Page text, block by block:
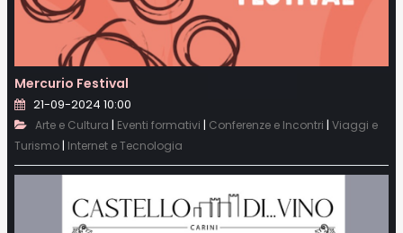
Mercurio Festival
21-09-2024 10:00
Arte e Cultura | Eventi formativi | Conferenze e Incontri | Viaggi e
Turismo | Internet e Tecnologia